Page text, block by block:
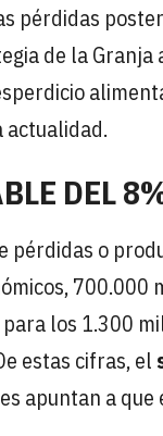
pérdidas
de la Granja
actualidad.
DEL
pérdidas o
los 1.300
estas cifras, el
apuntan a